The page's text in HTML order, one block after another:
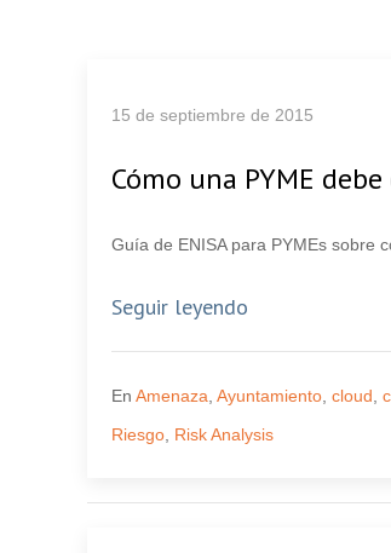
15 de septiembre de 2015
Cómo una PYME
Guía de ENISA para PYMEs sobre
Seguir leyendo
En Amenaza Ayuntamiento cloud
Riesgo Risk Analysis